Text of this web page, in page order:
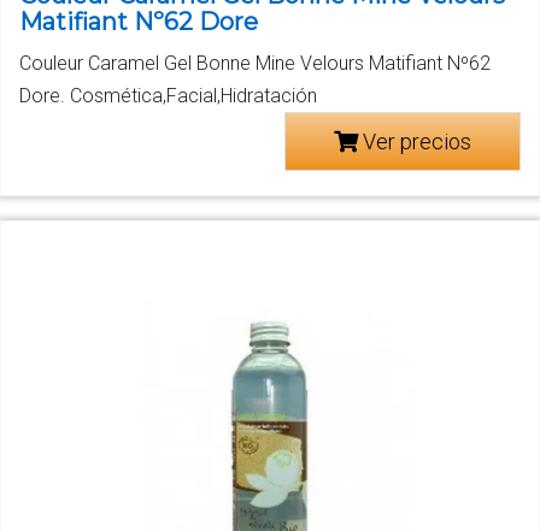
Matifiant Nº62 Dore
Couleur Caramel Gel Bonne Mine Velours Matifiant Nº62
Dore. Cosmética,Facial,Hidratación
Ver precios